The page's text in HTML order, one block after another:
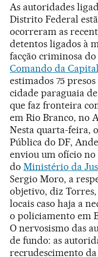
As autoridades
Distrito Federal
ocorreram as
detentos ligados à
facção criminosa
Comando da Capital
estimados 75
cidade paraguaia
que faz fronteira
em Rio Branco, no
Nesta quarta-feira,
Pública do DF,
enviou um ofício
do Ministério da
Sergio Moro, a
objetivo, diz
locais caso haja a
o policiamento em
O nervosismo das
de fundo: as
recrudescimento